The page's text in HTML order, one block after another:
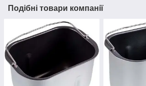
Подібні товари компанії